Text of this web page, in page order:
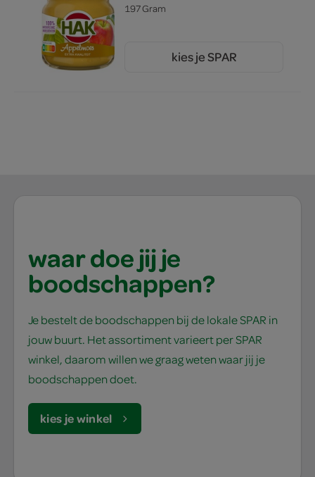
197 Gram
kies je SPAR
waar doe jij je
boodschappen?
Je bestelt de boodschappen bij de lokale SPAR in
jouw buurt. Het assortiment varieert per SPAR
winkel, daarom willen we graag weten waar jij je
boodschappen doet.
kies je winkel